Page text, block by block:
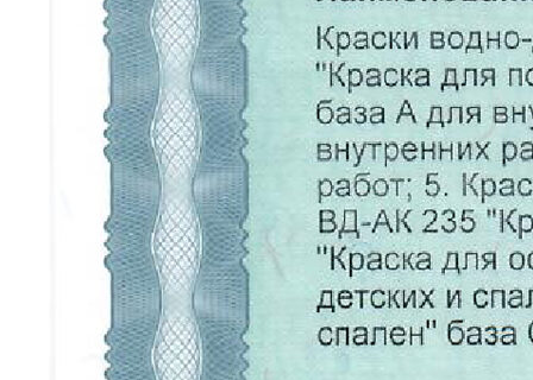
КАТАЛОГ
Краски
Штукатурка
Обои
Напольные покрытия
Фрески
Мозайка